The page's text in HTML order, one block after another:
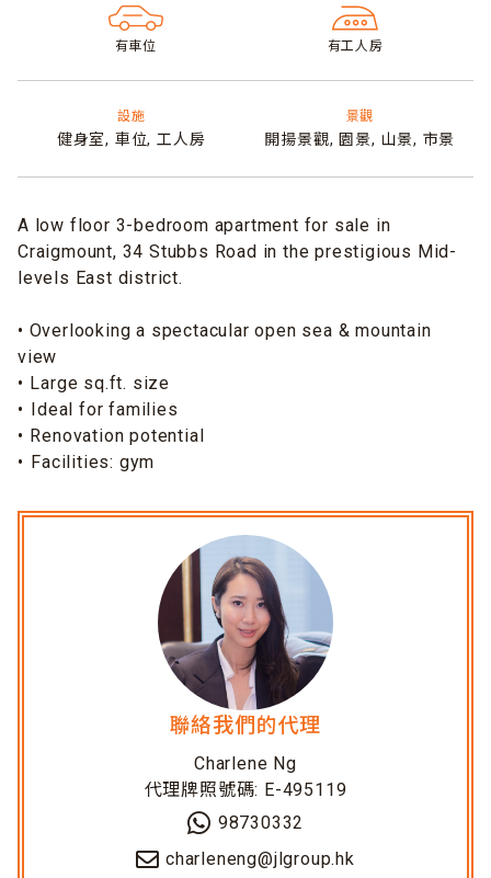
有車位 有工人房
設施
健身室, 車位, 工人房
景觀
開揚景觀, 園景, 山景, 市景
A low floor 3-bedroom apartment for sale in
Craigmount, 34 Stubbs Road in the prestigious Mid-
levels East district.
• Overlooking a spectacular open sea & mountain
view
•⁠ Large sq.ft. size
•⁠ ⁠Ideal for families
•⁠ Renovation potential
•⁠ ⁠Facilities: gym
聯絡我們的代理
Charlene Ng
代理牌照號碼: E-495119
98730332
charleneng@jlgroup.hk